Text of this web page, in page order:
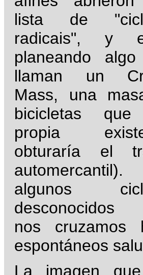
lista de
radicais", y
planeando
llaman un
Mass, una
bicicletas
propia
obturaría el
automercantil).
algunos
desconocidos
nos cruzamos
espontáneos
La imagen